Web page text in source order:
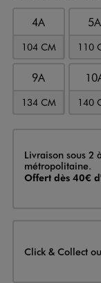
4A
104 CM
5A
110
9A
134 CM 140
Livraison
Livraison sous 2
métropolitaine.
Offert dès 40€
Click & Collect